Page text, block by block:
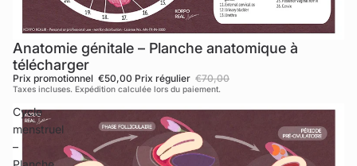
Promotion
Anatomie génitale – Planche anatomique à
télécharger
Prix promotionnel €50,00 Prix régulier €70,00
Taxes incluses. Expédition calculée lors du paiement.
Cycle
menstruel
–